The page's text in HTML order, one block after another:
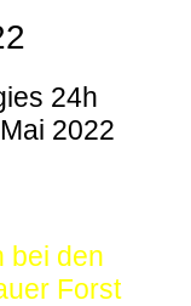
24h
2022
bei den
Forst